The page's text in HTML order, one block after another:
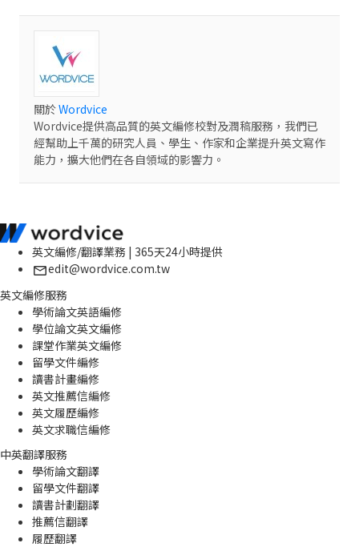
關於Wordvice
Wordvice提供高品質的英文編修校對及潤稿服務，我們已
經幫助上千萬的研究人員、學生、作家和企業提升英文寫作
能力，擴大他們在各自領域的影響力。
英文編修/翻譯業務 | 365天24小時提供
edit@wordvice.com.tw
英文編修服務
學術論文英語編修
學位論文英文編修
課堂作業英文編修
留學文件編修
讀書計畫編修
英文推薦信編修
英文履歷編修
英文求職信編修
中英翻譯服務
學術論文翻譯
留學文件翻譯
讀書計劃翻譯
推薦信翻譯
履歷翻譯